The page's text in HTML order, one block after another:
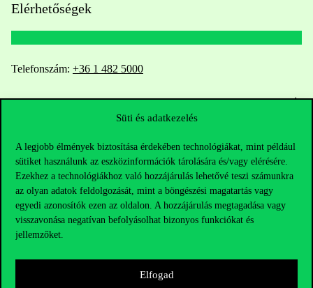
Süti és adatkezelés
A legjobb élmények biztosítása érdekében technológiákat, mint például
sütiket használunk az eszközinformációk tárolására és/vagy elérésére.
Ezekhez a technológiákhoz való hozzájárulás lehetővé teszi számunkra
az olyan adatok feldolgozását, mint a böngészési magatartás vagy
egyedi azonosítók ezen az oldalon. A hozzájárulás megtagadása vagy
visszavonása negatívan befolyásolhat bizonyos funkciókat és
jellemzőket.
Elfogad
Elérhetőségek
Telefonszám: +36 1 482 5000
Kérdésed van a felvételivel kapcsolatban?
HUB jelenlegi hallgatóinknak
Sajtó:press@uni-corvinus.hu